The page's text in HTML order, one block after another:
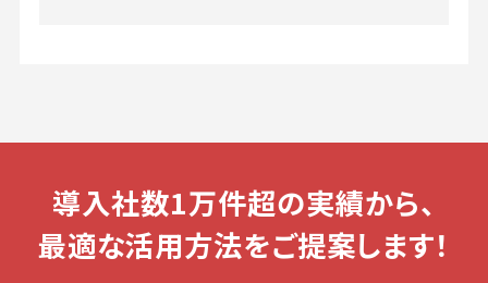
導入社数1万件超の実績から、
最適な活用方法をご提案します！